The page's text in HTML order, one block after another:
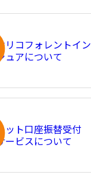
オリコフォレントイン
シュアについて
ネット口座振替受付
サービスについて